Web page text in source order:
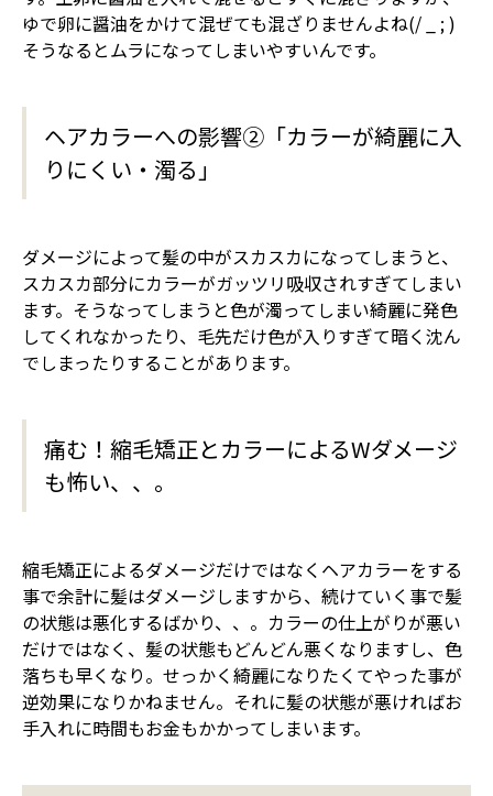
ゆで卵に醤油をかけて混ぜても混ざりませんよね(/ _ ; )
そうなるとムラになってしまいやすいんです。
ヘアカラーへの影響②「カラーが綺麗に入
りにくい・濁る」
ダメージによって髪の中がスカスカになってしまうと、
スカスカ部分にカラーがガッツリ吸収されすぎてしまい
ます。そうなってしまうと色が濁ってしまい綺麗に発色
してくれなかったり、毛先だけ色が入りすぎて暗く沈ん
でしまったりすることがあります。
痛む！縮毛矯正とカラーによるWダメージ
も怖い、、。
縮毛矯正によるダメージだけではなくヘアカラーをする
事で余計に髪はダメージしますから、続けていく事で髪
の状態は悪化するばかり、、。カラーの仕上がりが悪い
だけではなく、髪の状態もどんどん悪くなりますし、色
落ちも早くなり。せっかく綺麗になりたくてやった事が
逆効果になりかねません。それに髪の状態が悪ければお
手入れに時間もお金もかかってしまいます。